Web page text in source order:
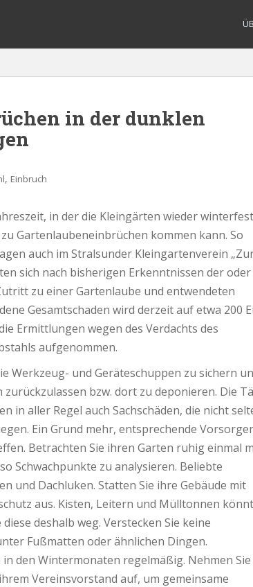
in der dunklen
, Einbruch
in der die Kleingärten wieder winterfest
Gartenlaubeneinbrüchen kommen kann. So
auch im Stralsunder Kleingartenverein
sich nach bisherigen Erkenntnissen der oder
zu einer Gartenlaube und entwendeten
Gesamtschaden wird derzeit auf etwa 200
Ermittlungen wegen des Verdachts des
aufgenommen.
Werkzeug- und Geräteschuppen zu sichern
bzw. dort zu deponieren. Die
in aller Regel auch Sachschäden, die nicht
Ein Grund mehr, entsprechende
Betrachten Sie ihren Garten ruhig einmal
Schwachpunkte zu analysieren. Beliebte
und Dachluken. Statten Sie ihre Gebäude mit
aus. Kisten, Leitern und Mülltonnen
deshalb weg. Verstecken Sie keine
Fußmatten oder ähnlichen Dingen.
den Wintermonaten regelmäßig. Nehmen Sie
Vereinsvorstand auf, um gemeinsame